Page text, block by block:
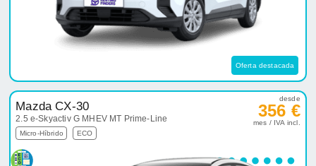
Oferta destacada
Mazda CX-30
2.5 e-Skyactiv G MHEV MT Prime-Line
Micro-Híbrido ECO
desde
356 €
mes / IVA incl.